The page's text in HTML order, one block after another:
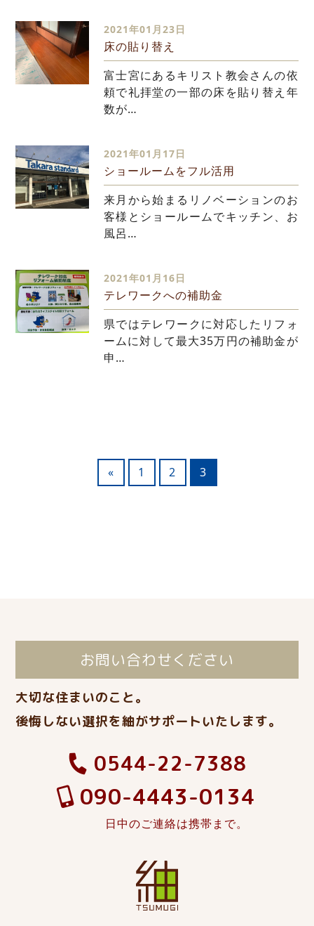
2021年01月23日
床の貼り替え
富士宮にあるキリスト教会さんの依
頼で礼拝堂の一部の床を貼り替え年
数が…
2021年01月17日
ショールームをフル活用
来月から始まるリノベーションのお
客様とショールームでキッチン、お
風呂…
2021年01月16日
テレワークへの補助金
県ではテレワークに対応したリフォ
ームに対して最大35万円の補助金が
申…
« 1 2 3
お問い合わせください
大切な住まいのこと。
後悔しない選択を紬がサポートいたします。
0544-22-7388
090-4443-0134
日中のご連絡は携帯まで。